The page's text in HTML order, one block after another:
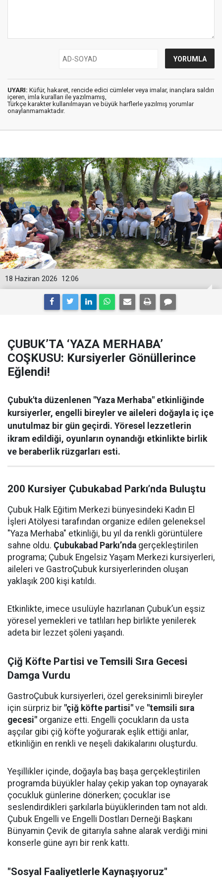
UYARI: Küfür, hakaret, rencide edici cümleler veya imalar, inançlara saldırı
içeren, imla kuralları ile yazılmamış,
Türkçe karakter kullanılmayan ve büyük harflerle yazılmış yorumlar
onaylanmamaktadır.
12:06
18 Haziran 2026
ÇUBUK’TA ‘YAZA MERHABA’
COŞKUSU: Kursiyerler Gönüllerince
Eğlendi!
Çubuk'ta düzenlenen "Yaza Merhaba" etkinliğinde
kursiyerler, engelli bireyler ve aileleri doğayla iç içe
unutulmaz bir gün geçirdi. Yöresel lezzetlerin
ikram edildiği, oyunların oynandığı etkinlikte birlik
ve beraberlik rüzgarları esti.
200 Kursiyer Çubukabad Parkı’nda Buluştu
Çubuk Halk Eğitim Merkezi bünyesindeki Kadın El
İşleri Atölyesi tarafından organize edilen geleneksel
"Yaza Merhaba" etkinliği, bu yıl da renkli görüntülere
sahne oldu. Çubukabad Parkı’nda gerçekleştirilen
programa; Çubuk Engelsiz Yaşam Merkezi kursiyerleri,
aileleri ve GastroÇubuk kursiyerlerinden oluşan
yaklaşık 200 kişi katıldı.
Etkinlikte, imece usulüyle hazırlanan Çubuk’un eşsiz
yöresel yemekleri ve tatlıları hep birlikte yenilerek
adeta bir lezzet şöleni yaşandı.
Çiğ Köfte Partisi ve Temsili Sıra Gecesi
Damga Vurdu
GastroÇubuk kursiyerleri, özel gereksinimli bireyler
için sürpriz bir "çiğ köfte partisi" ve "temsili sıra
gecesi" organize etti. Engelli çocukların da usta
aşçılar gibi çiğ köfte yoğurarak eşlik ettiği anlar,
etkinliğin en renkli ve neşeli dakikalarını oluşturdu.
Yeşillikler içinde, doğayla baş başa gerçekleştirilen
programda büyükler halay çekip yakan top oynayarak
çocukluk günlerine dönerken; çocuklar ise
seslendirdikleri şarkılarla büyüklerinden tam not aldı.
Çubuk Engelli ve Engelli Dostları Derneği Başkanı
Bünyamin Çevik de gitarıyla sahne alarak verdiği mini
konserle güne ayrı bir renk kattı.
"Sosyal Faaliyetlerle Kaynaşıyoruz"